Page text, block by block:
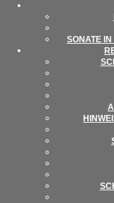
SONATE